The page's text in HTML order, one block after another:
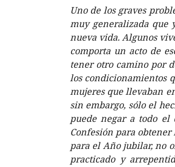
Uno de los graves
muy generalizada que
nueva vida. Algunos
comporta un acto de
tener otro camino por
los condicionamientos
mujeres que llevaban
sin embargo, sólo el
puede negar a todo el
Confesión para
para el Año jubilar, no
practicado y